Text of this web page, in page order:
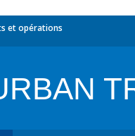
et opérations